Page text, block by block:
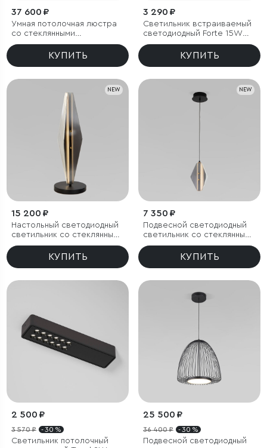
37 600 ₽
Умная потолочная люстра
со стеклянными
фактурными плафонами
КУПИТЬ
3 290 ₽
Светильник встраиваемый
светодиодный Forte 15W
4000K титан
КУПИТЬ
NEW
15 200 ₽
Настольный светодиодный
светильник со стеклянным
плафоном
КУПИТЬ
NEW
7 350 ₽
Подвесной светодиодный
светильник со стеклянным
плафоном
КУПИТЬ
2 500 ₽
3 570 ₽ - 30 %
Светильник потолочный
25 500 ₽
36 400 ₽ - 30 %
Подвесной светодиодный